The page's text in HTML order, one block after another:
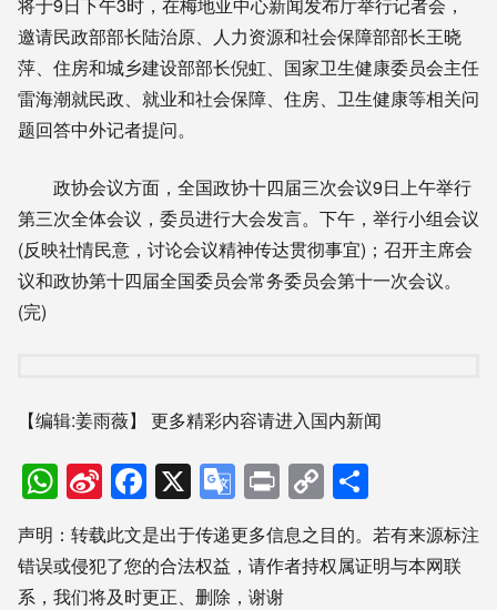
邀请民政部部长陆治原、人力资源和社会保障部部长王晓
萍、住房和城乡建设部部长倪虹、国家卫生健康委员会主任
雷海潮就民政、就业和社会保障、住房、卫生健康等相关问
题回答中外记者提问。
政协会议方面，全国政协十四届三次会议9日上午举行
第三次全体会议，委员进行大会发言。下午，举行小组会议
(反映社情民意，讨论会议精神传达贯彻事宜)；召开主席会
议和政协第十四届全国委员会常务委员会第十一次会议。
(完)
【编辑:姜雨薇】 更多精彩内容请进入国内新闻
WhatsApp
Sina
Weibo
Facebook
X Google
Translate
PrintCopy
Link享
声明：转载此文是出于传递更多信息之目的。若有来源标注
错误或侵犯了您的合法权益，请作者持权属证明与本网联
系，我们将及时更正、删除，谢谢